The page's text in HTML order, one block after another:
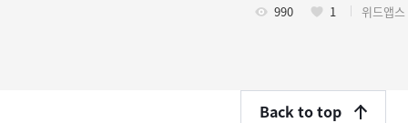
990 1 위드앱스
Back to top